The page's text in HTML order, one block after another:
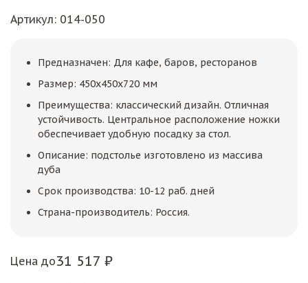
Артикул: 014-050
Предназначен: Для кафе, баров, ресторанов
Размер: 450х450х720 мм
Преимущества: классический дизайн. Отличная
устойчивость. Центральное расположение ножки
обеспечивает удобную посадку за стол.
Описание: подстолье изготовлено из массива
дуба
Срок производства: 10-12 раб. дней
Страна-производитель: Россия.
Цена до31 517 ₽